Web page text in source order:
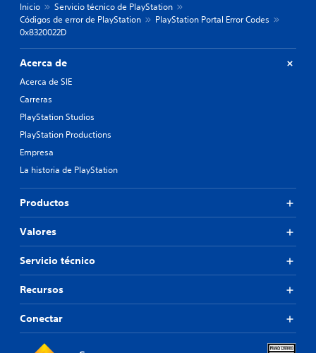
Inicio
Servicio técnico de PlayStation
Códigos de error de PlayStation
PlayStation Portal Error Codes
0x8320022D
Acerca de
Acerca de SIE
Carreras
PlayStation Studios
PlayStation Productions
Empresa
La historia de PlayStation
Productos
Valores
Servicio técnico
Recursos
Conectar